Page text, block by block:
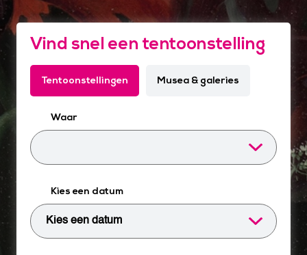
n
t
Vind snel een tentoonstelling
Tentoonstellingen Musea & galeries
Waar
Kies een datum